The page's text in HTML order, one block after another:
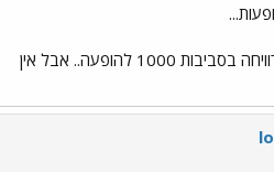
שירי..בטח היא מרוויחה בסביבות 1000 להופעה.. אבל אין